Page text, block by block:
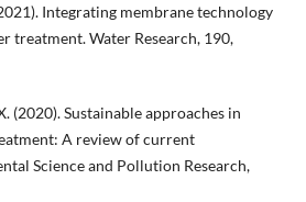
Integrating membrane technology
treatment. Water Research, 190,
(2020). Sustainable approaches in
A review of current
Science and Pollution Research,